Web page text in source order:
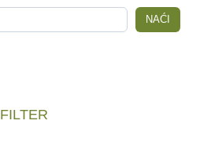
NAĆI
FILTER